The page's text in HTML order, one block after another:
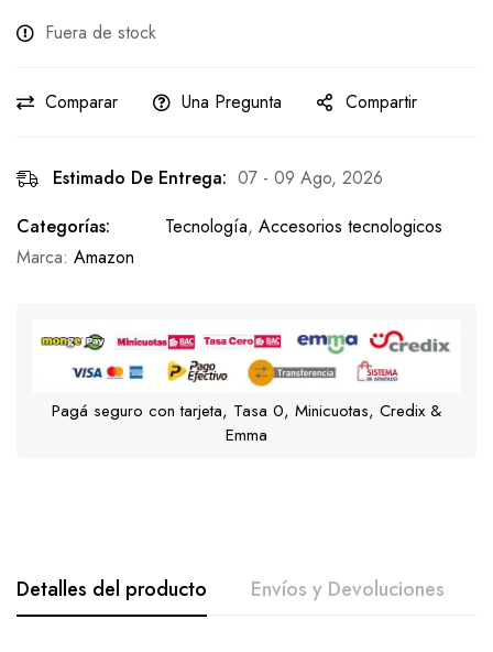
Fuera de stock
Comparar Una Pregunta Compartir
Estimado De Entrega: 07 - 09 Ago, 2026
Categorías:
Tecnología, Accesorios tecnologicos
Marca: Amazon
Pagá seguro con tarjeta, Tasa 0, Minicuotas, Credix &
Emma
Detalles del producto Envíos y Devoluciones